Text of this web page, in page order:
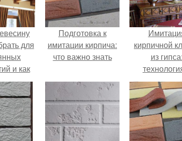
для
и как
уложить
Подготовка к
имитации кирпича:
что важно знать
кирпичной
из гипса:
советы